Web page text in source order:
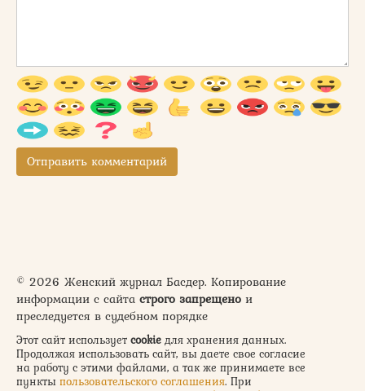
© 2026 Женский журнал Басдер. Копирование
информации с сайта строго запрещено и
преследуется в судебном порядке
Этот сайт использует cookie для хранения данных.
Продолжая использовать сайт, вы даете свое согласие
на работу с этими файлами, а так же принимаете все
пункты пользовательского соглашения. При